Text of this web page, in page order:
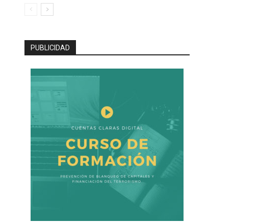
PUBLICIDAD